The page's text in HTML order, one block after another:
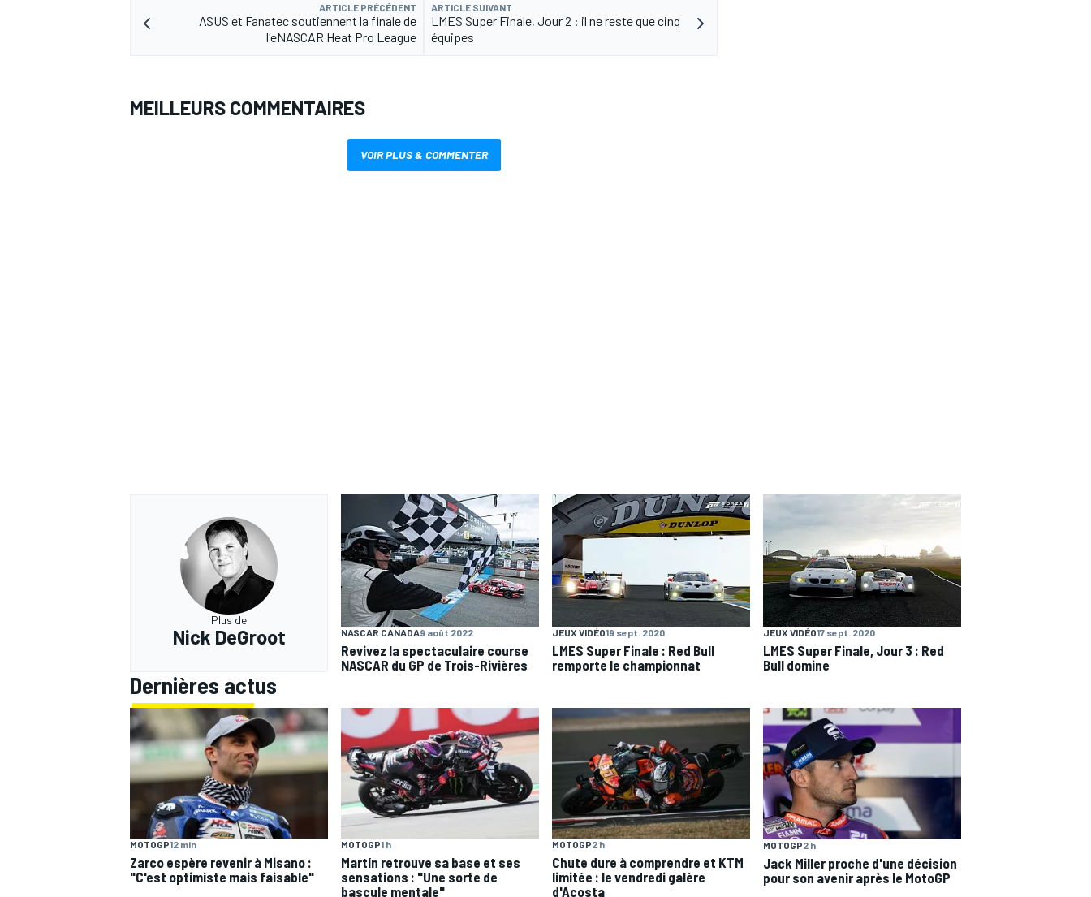
ARTICLE PRÉCÉDENT
ASUS et Fanatec soutiennent la finale de
l'eNASCAR Heat Pro League
ARTICLE SUIVANT
LMES Super Finale, Jour 2 : il ne reste que cinq
équipes
MEILLEURS COMMENTAIRES
VOIR PLUS & COMMENTER
Plus de
Nick DeGroot NASCAR CANADA9 août 2022
Revivez la spectaculaire course
NASCAR du GP de Trois-Rivières
JEUX VIDÉO19 sept. 2020
LMES Super Finale : Red Bull
remporte le championnat
JEUX VIDÉO17 sept. 2020
LMES Super Finale, Jour 3 : Red
Bull domine
Dernières actus
MOTOGP12 min
Zarco espère revenir à Misano :
"C'est optimiste mais faisable"
MOTOGP1 h
Martín retrouve sa base et ses
sensations : "Une sorte de
bascule mentale"
MOTOGP2 h
Chute dure à comprendre et KTM
limitée : le vendredi galère
d'Acosta
MOTOGP2 h
Jack Miller proche d'une décision
pour son avenir après le MotoGP